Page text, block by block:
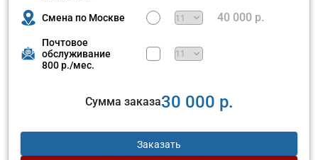
Смена по Москве 40 000 р.
Почтовое
обслуживание
800 р./мес.
Сумма заказа30 000 р.
Заказать